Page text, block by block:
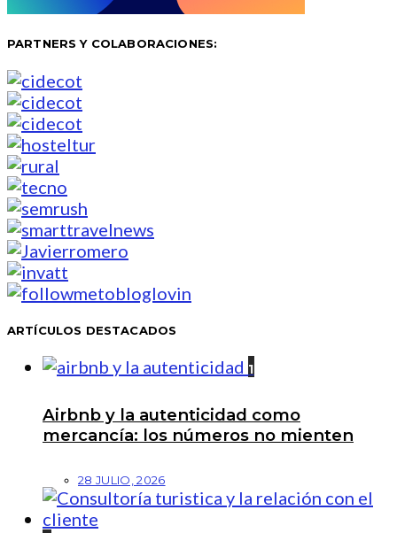
PARTNERS Y COLABORACIONES:
ARTÍCULOS DESTACADOS
1
Airbnb y la autenticidad como
mercancía: los números no mienten
28 JULIO, 2026